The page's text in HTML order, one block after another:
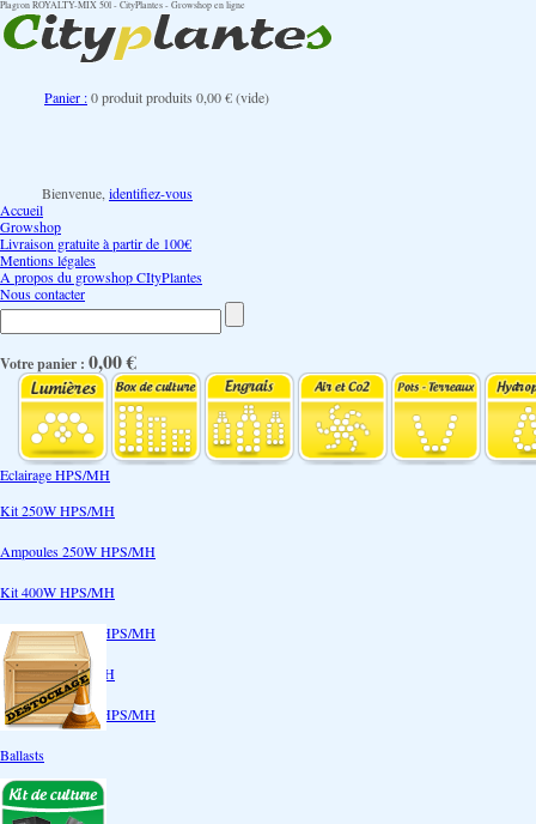
Plagron ROYALTY-MIX 50l - CityPlantes - Growshop en ligne
Panier :0produitproduits 0,00 €(vide)
Bienvenue, identifiez-vous
Accueil
Growshop
Livraison gratuite à partir de 100€
Mentions légales
A propos du growshop CItyPlantes
Nous contacter
Votre panier : 0,00 €
Eclairage HPS/MH
Kit 250W HPS/MH
Ampoules 250W HPS/MH
Kit 400W HPS/MH
Ampoules 400W HPS/MH
Kit 600W HPS/MH
Ampoules 600W HPS/MH
Ballasts
Réflecteurs